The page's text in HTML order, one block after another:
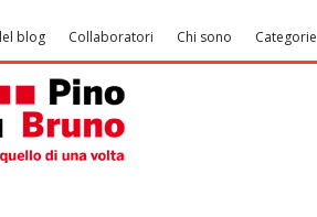
blog Collaboratori Chi sono Categorie